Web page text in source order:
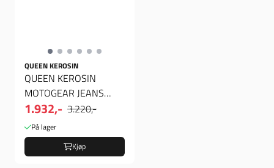
QUEEN KEROSIN
QUEEN KEROSIN
MOTOGEAR JEANS
LIGHT BLUE
1.932,- 3.220,-
På lager
Kjøp